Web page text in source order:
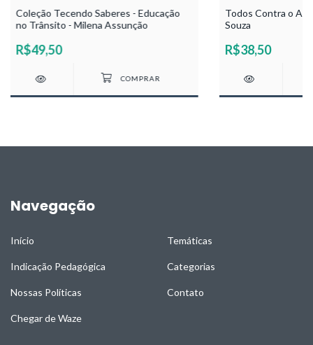
Coleção Tecendo Saberes - Educação
no Trânsito - Milena Assunção
R$49,50
Todos Contra o
Souza
R$38,50
Navegação
Início Temáticas
Indicação Pedagógica Categorias
Nossas Políticas Contato
Chegar de Waze